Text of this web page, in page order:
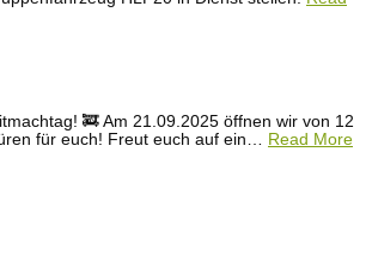
🚒 Am 21.09.2025 öffnen wir von 12
für euch! Freut euch auf ein
Read More